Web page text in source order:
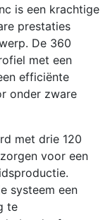
is een krachtige
prestaties
De 360
met een
efficiënte
onder zware
met drie 120
voor een
systeem een
te